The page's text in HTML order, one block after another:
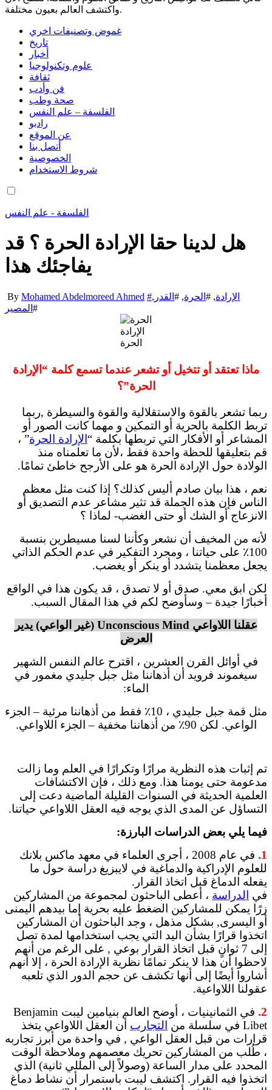
واكتشف العالم بعيون مختلفة.
غموض وتصنيفات اخري
تاريخ
أخبار
علوم وتكنولوجيا
ثقافة
فن وأدب
صحة وطب
الفلسفة – علم النفس
رادبو
عن الموقع
أتصل بنا
الخصوصية
شروط الاستخدام
الفلسفة - علم النفس
هل لدينا حقا الإرادة الحرة ؟ قد
يفاجئك هذا
By Mohamed Abdelmoreed Ahmed # الإرادة, # الحرة, # القدر ,
# المصير
الإرادة
الحرة
ماذا تعتقد أو تتخيل أو تشعر عندما تسمع كلمة “الإرادة
الحرة”؟
ربما تشعر بالقوة والاستقلالية والقوة والسيطرة ,ربما
تربط الكلمة بالحرية أو التمكين و مهما كانت الصور أو
المشاعر أو الأفكار التي تربطها بكلمة “الإرادة الحرة” ،
قم بتعليقها للحظة واحدة فقط ،لأن ما تعلمناه منذ
الولادة حول الإرادة الحرة هو على الأرجح خاطئ تمامًا.
نعم ، هذا بيان صادم أليس كذلك؟ إذا كنت مثل معظم
الناس فإن هذه الجملة قد تثير مشاعر عدم التصديق أو
الانزعاج أو الشك أو حتى الغضب- لماذا ؟
لأنه من المخيف أن نشعر وكأننا لسنا مسيطرين بنسبة
100٪ على حياتنا ، ومجرد التفكير في عدم الحكم الذاتي
يجعل معظمنا يتشدد أو ينكر أو يغضب.
لكن ابق معي. صدق أو لا تصدق ، قد يكون هذا في الواقع
أخبارًا جيدة – وسأوضح لكم في هذا المقال السبب.
عقلنا اللاواعي Unconscious Mind (غير الواعي) يدير
العرض
في أوائل القرن العشرين ، اقترح عالم النفس الشهير
سيغموند فرويد أن أذهاننا مثل جبل جليدي مغمور في
الماء:
مثل قمة جبل جليدي ، 10٪ فقط من أذهاننا مرئية – الجزء
الواعي. لكن 90٪ من أذهاننا مخفية – الجزء اللاواعي.
تم إثبات هذه النظرية مرارًا وتكرارًا في العلم وما زالت
مدعومة حتى يومنا هذا. ومع ذلك ، فإن الاكتشافات
العلمية الحديثة في السنوات القليلة الماضية دعت إلى
التساؤل عن المدى الذي يوجه فيه العقل اللاواعي حياتنا.
فيما يلي بعض الدراسات البارزة:
1.
في عام 2008 ، أجرى العلماء في معهد ماكس بلانك
للعلوم الإدراكية والدماغية في لايبزيغ دراسة حول ما
يفعله الدماغ قبل اتخاذ القرار.
في الدراسة ، أعطى الباحثون لمجموعة من المشاركين
زرًا يمكن للمشاركين الضغط عليه بحرية إما بيدهم اليمنى
أو اليسرى, بشكل مذهل ، وجد الباحثون أن المشاركين
اتخذوا قرارًا بشأن اليد التي يجب استخدامها لمدة تصل
إلى 7 ثوانٍ قبل اتخاذ القرار بوعي , على الرغم من أنهم
لاحظوا أن هذا لا ينكر تمامًا نظرية الإرادة الحرة ، إلا أنهم
أشاروا أيضًا إلى أنها تكشف عن حجم الدور الذي تلعبه
عقولنا اللاواعية.
2.
في الثمانينيات ، أوضح العالم بنيامين ليبت Benjamin
Libet في سلسلة من
التجارب أن العقل اللاواعي يتخذ
قرارات من قبل العقل الواعي , في واحدة من أبرز تجاربه
، طُلب من المشاركين تحريك معصمهم وملاحظة الوقت
المحدد على مدار الساعة (وصولاً إلى المللي ثانية) الذي
اتخذوا فيه القرار. اكتشف ليبت باستمرار أن نشاط دماغ